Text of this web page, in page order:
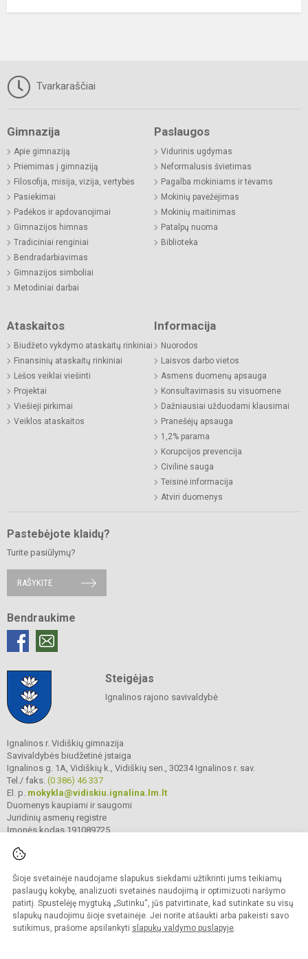
Šioje svetainėje naudojame slapukus siekdami užtikrinti jums teikiamų
paslaugų kokybę, analizuoti svetainės naudojimą ir optimizuoti naršymo
patirtį. Spustelėję mygtuką „Sutinku“, jūs patvirtinate, kad sutinkate su visų
slapukų naudojimu šioje svetainėje. Jei norite atšaukti arba pakeisti savo
sutikimus, prašome apsilankyti slapukų valdymo puslapyje.
Tvarkaraščiai
Gimnazija
Apie gimnaziją
Priėmimas į gimnaziją
Filosofija, misija, vizija, vertybės
Pasiekimai
Padėkos ir apdovanojimai
Gimnazijos himnas
Tradiciniai renginiai
Bendradarbiavimas
Gimnazijos simboliai
Metodiniai darbai
Paslaugos
Vidurinis ugdymas
Neformalusis švietimas
Pagalba mokiniams ir tėvams
Mokinių pavėžėjimas
Mokinių maitinimas
Patalpų nuoma
Biblioteka
Ataskaitos
Biudžeto vykdymo ataskaitų rinkiniai
Finansinių ataskaitų rinkiniai
Lėšos veiklai viešinti
Projektai
Viešieji pirkimai
Veiklos ataskaitos
Informacija
Nuorodos
Laisvos darbo vietos
Asmens duomenų apsauga
Konsultavimasis su visuomene
Dažniausiai užduodami klausimai
Pranešėjų apsauga
1,2% parama
Korupcijos prevencija
Civilinė sauga
Teisinė informacija
Atviri duomenys
Pastebėjote klaidų?
Turite pasiūlymų?
RAŠYKITE
Bendraukime
Steigėjas
Ignalinos rajono savivaldybė
Ignalinos r. Vidiškių gimnazija
Savivaldybės biudžetinė įstaiga
Ignalinos g. 1A, Vidiškių k., Vidiškių sen., 30234 Ignalinos r. sav.
Tel./ faks. (0 386) 46 337
El. p. mokykla@vidiskiu.ignalina.lm.lt
Duomenys kaupiami ir saugomi
Juridinių asmenų registre
Įmonės kodas 191089725
© 2025. Ignalinos r. Vidiškių gimnazija. Visos teisės saugomos.
Kopijuoti turinį be raštiško gimnazijos sutikimo griežtai draudžiama.
Prieinamumo paraiška Slapukų valdymas
Sumanus būdas atnaujinti